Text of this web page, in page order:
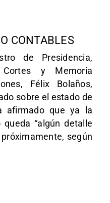
CONTABLES
de Presidencia,
y Memoria
Félix Bolaños,
sobre el estado de
afirmado que ya la
queda “algún detalle
según